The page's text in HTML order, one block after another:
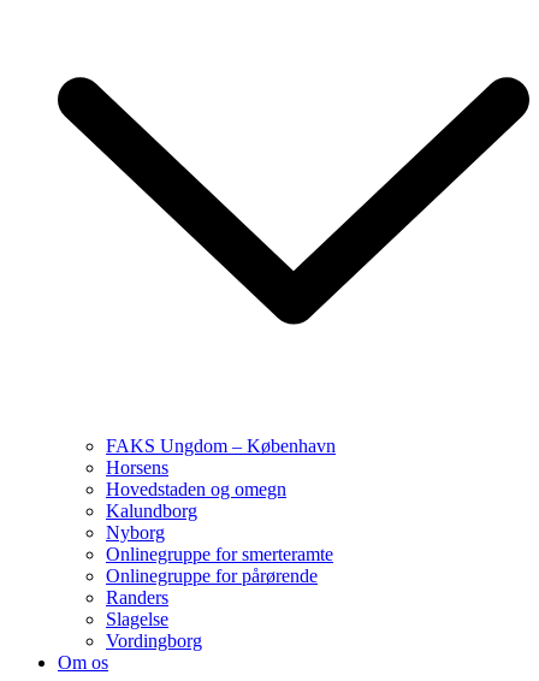
FAKS Ungdom – København
Horsens
Hovedstaden og omegn
Kalundborg
Nyborg
Onlinegruppe for smerteramte
Onlinegruppe for pårørende
Randers
Slagelse
Vordingborg
Om os